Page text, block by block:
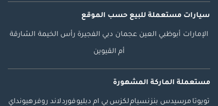
سيارات مستعملة للبيع حسب الموقع
الإمارات أبوظبي العين عجمان دبي الفجيرة رأس الخيمة الشارقة
أم القيوين
مستعملة الماركة المشهورة
تويوتا مرسيدس بنزنسياملكزس بي ام دبليوفوردلاند روفرهيونداي